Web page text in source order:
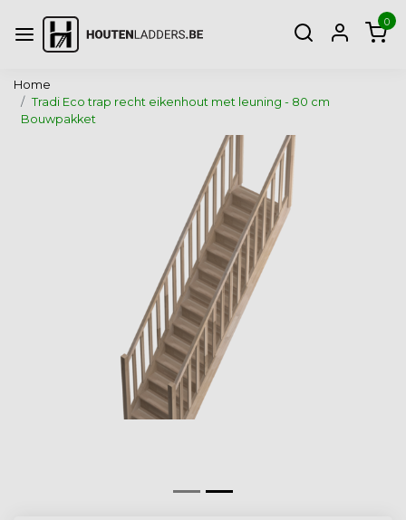
0
Home
Tradi Eco trap recht eikenhout met leuning - 80 cm
Bouwpakket